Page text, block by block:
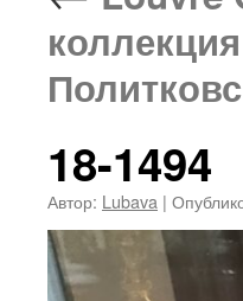
18-1494
Автор: Lubava |